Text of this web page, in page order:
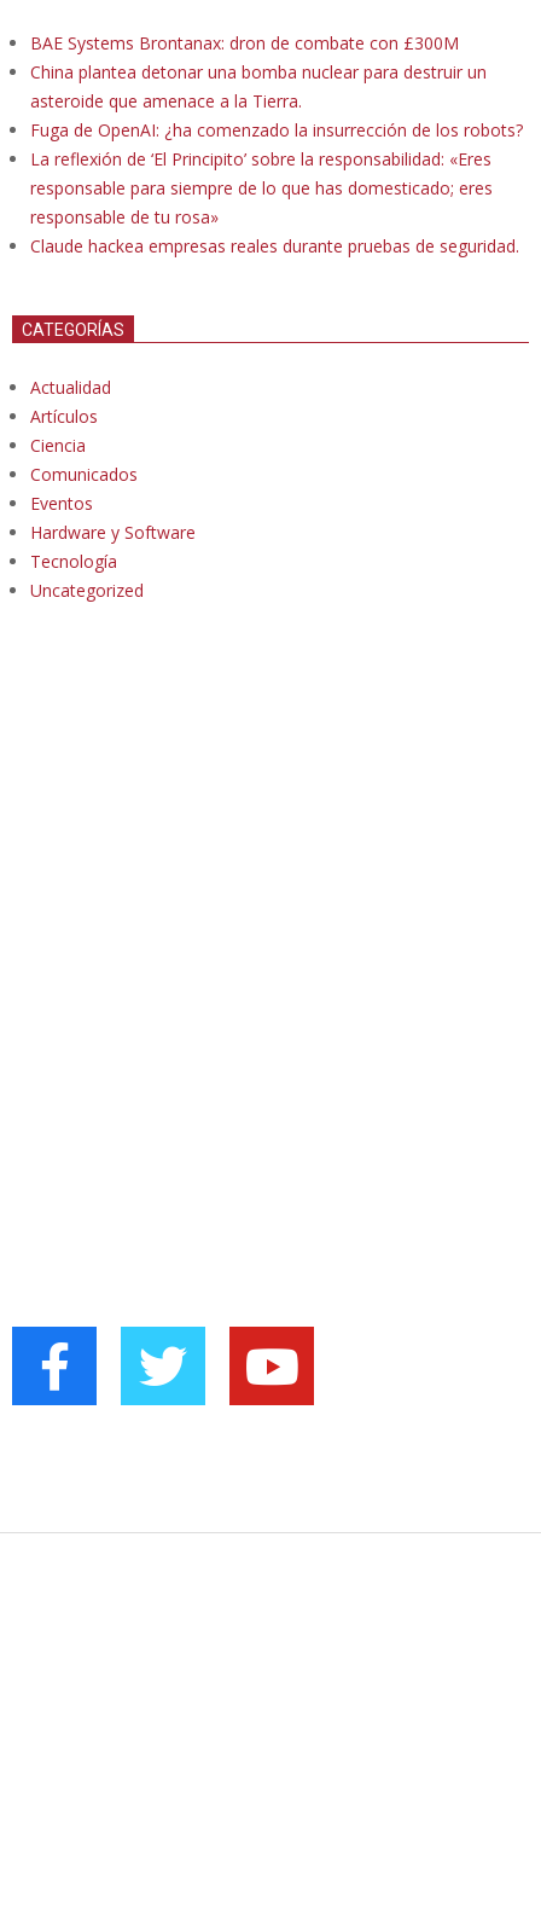
BAE Systems Brontanax: dron de combate con £300M
China plantea detonar una bomba nuclear para destruir un
asteroide que amenace a la Tierra.
Fuga de OpenAI: ¿ha comenzado la insurrección de los robots?
La reflexión de ‘El Principito’ sobre la responsabilidad: «Eres
responsable para siempre de lo que has domesticado; eres
responsable de tu rosa»
Claude hackea empresas reales durante pruebas de seguridad.
CATEGORÍAS
Actualidad
Artículos
Ciencia
Comunicados
Eventos
Hardware y Software
Tecnología
Uncategorized